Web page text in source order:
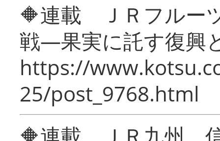
🔶連載 ＪＲフルー
戦―果実に託す復興
https://
25/post_9768.html